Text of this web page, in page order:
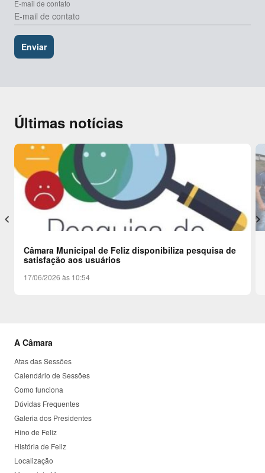
E-mail de contato
Últimas notícias
Câmara Municipal de Feliz disponibiliza pesquisa de
satisfação aos usuários
17/06/2026 às 10:54
keyboard_arrow_left keyboard_arrow_right
A Câmara
Atas das Sessões
Calendário de Sessões
Como funciona
Dúvidas Frequentes
Galeria dos Presidentes
Hino de Feliz
História de Feliz
Localização